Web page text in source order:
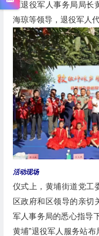
区退役军人事务局局长
海琼等领导，退役军人
活动现场
仪式上，黄埔街道党工
区政府和区领导的亲切
军人事务局的悉心指导
黄埔”退役军人服务站